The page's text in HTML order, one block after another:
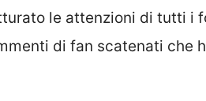
le attenzioni di tutti i
di fan scatenati che